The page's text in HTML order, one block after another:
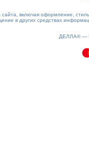
включая оформление,
в других средствах
ДЕЛЛА® —